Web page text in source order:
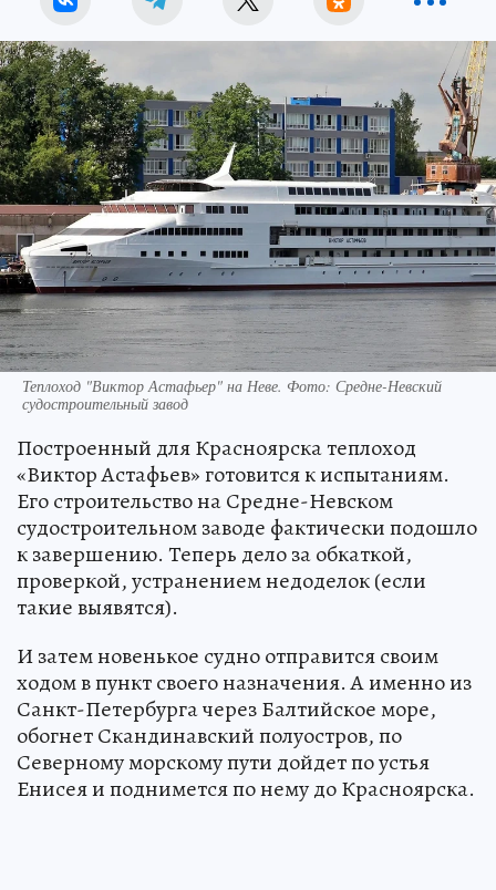
Теплоход "Виктор Астафьер" на Неве. Фото: Средне-Невский
судостроительный завод
Построенный для Красноярска теплоход
«Виктор Астафьев» готовится к испытаниям.
Его строительство на Средне-Невском
судостроительном заводе фактически подошло
к завершению. Теперь дело за обкаткой,
проверкой, устранением недоделок (если
такие выявятся).
И затем новенькое судно отправится своим
ходом в пункт своего назначения. А именно из
Санкт-Петербурга через Балтийское море,
обогнет Скандинавский полуостров, по
Северному морскому пути дойдет по устья
Енисея и поднимется по нему до Красноярска.